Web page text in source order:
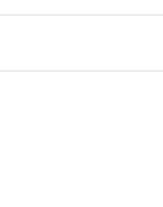
eingemauerten Dame